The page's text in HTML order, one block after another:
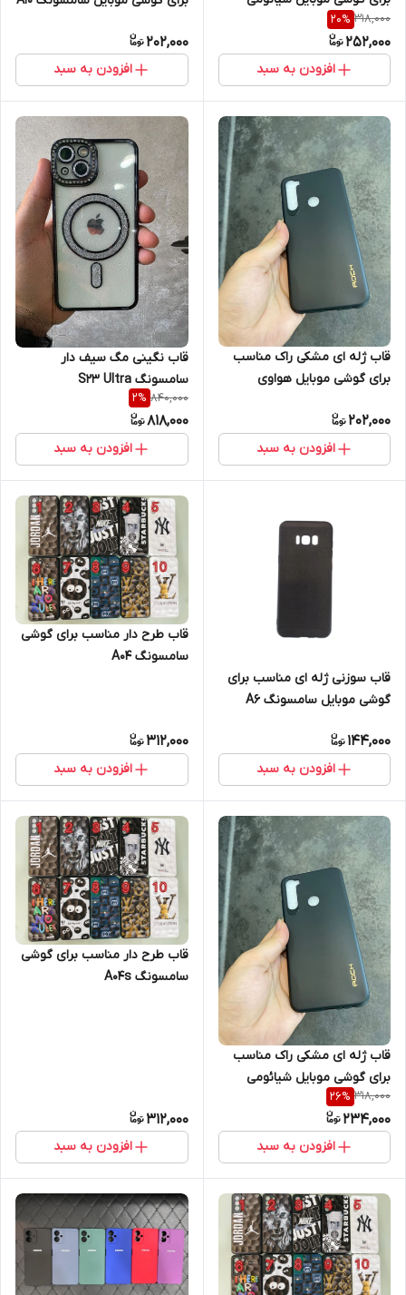
Note 7pro
318,000
20%
252,000
افزودن به سبد
202,000
افزودن به سبد
قاب ژله ای مشکی راک مناسب
برای گوشی موبایل هواوی
202,000
افزودن به سبد
قاب نگینی مگ سیف دار
سامسونگ S23 Ultra
840,000
2%
818,000
افزودن به سبد
قاب سوزنی ژله ای مناسب برای
گوشی موبایل سامسونگ A6
144,000
افزودن به سبد
قاب طرح دار مناسب برای گوشی
سامسونگ A04
312,000
افزودن به سبد
قاب ژله ای مشکی راک مناسب
برای گوشی موبایل شیائومی
Note 8
318,000
26%
234,000
افزودن به سبد
قاب طرح دار مناسب برای گوشی
سامسونگ A04s
312,000
افزودن به سبد